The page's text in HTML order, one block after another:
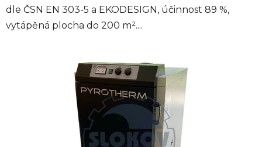
dle ČSN EN 303-5 a EKODESIGN, účinnost 89 %,
vytápěná plocha do 200 m²....